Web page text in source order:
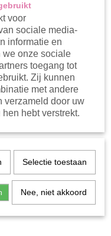
voor
sociale media-
informatie en
we onze sociale
toegang tot
Zij kunnen
met andere
verzameld door uw
hebt verstrekt.
Selectie toestaan
Nee, niet akkoord